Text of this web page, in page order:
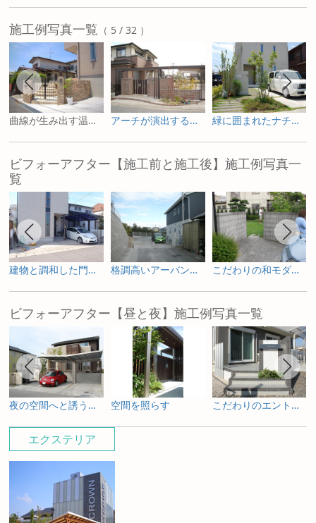
エクステリア
施工例写真一覧 （ 5 / 32 ）
曲線が生み出す温かみある門まわり アーチが演出する重厚なファサード 緑に囲まれたナチュラルモダン
ビフォーアフター【施工前と施工後】施工例写真一
覧
建物と調和した門構え 格調高いアーバンデザイン こだわりの和モダンスタイル
ビフォーアフター【昼と夜】施工例写真一覧
夜の空間へと誘うライティングプラン 空間を照らす こだわりのエントランス